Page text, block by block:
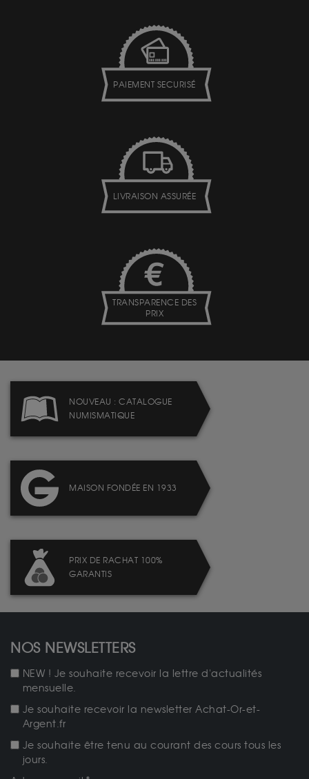
PAIEMENT SECURISÉ
LIVRAISON ASSURÉE
TRANSPARENCE DES
PRIX
NOUVEAU : CATALOGUE
NUMISMATIQUE
MAISON FONDÉE EN 1933
PRIX DE RACHAT 100%
GARANTIS
NOS NEWSLETTERS
NEW ! Je souhaite recevoir la lettre d'actualités
mensuelle.
Je souhaite recevoir la newsletter Achat-Or-et-
Argent.fr
Je souhaite être tenu au courant des cours tous les
jours.